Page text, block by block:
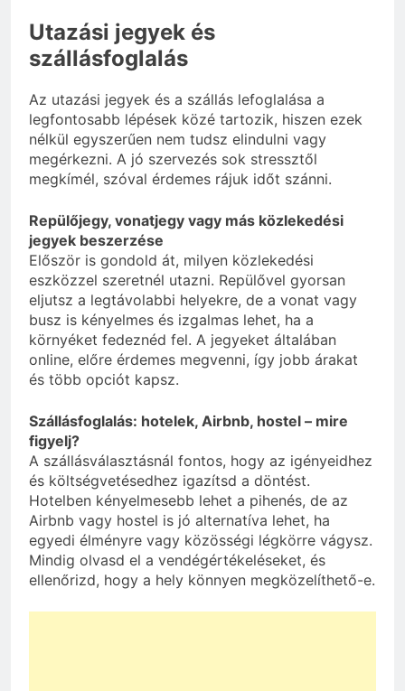
Utazási jegyek és
szállásfoglalás
Az utazási jegyek és a szállás lefoglalása a
legfontosabb lépések közé tartozik, hiszen ezek
nélkül egyszerűen nem tudsz elindulni vagy
megérkezni. A jó szervezés sok stressztől
megkímél, szóval érdemes rájuk időt szánni.
Repülőjegy, vonatjegy vagy más közlekedési
jegyek beszerzése
Először is gondold át, milyen közlekedési
eszközzel szeretnél utazni. Repülővel gyorsan
eljutsz a legtávolabbi helyekre, de a vonat vagy
busz is kényelmes és izgalmas lehet, ha a
környéket fedeznéd fel. A jegyeket általában
online, előre érdemes megvenni, így jobb árakat
és több opciót kapsz.
Szállásfoglalás: hotelek, Airbnb, hostel – mire
figyelj?
A szállásválasztásnál fontos, hogy az igényeidhez
és költségvetésedhez igazítsd a döntést.
Hotelben kényelmesebb lehet a pihenés, de az
Airbnb vagy hostel is jó alternatíva lehet, ha
egyedi élményre vagy közösségi légkörre vágysz.
Mindig olvasd el a vendégértékeléseket, és
ellenőrizd, hogy a hely könnyen megközelíthető-e.